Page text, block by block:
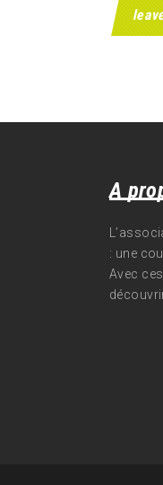
A
: une
Avec